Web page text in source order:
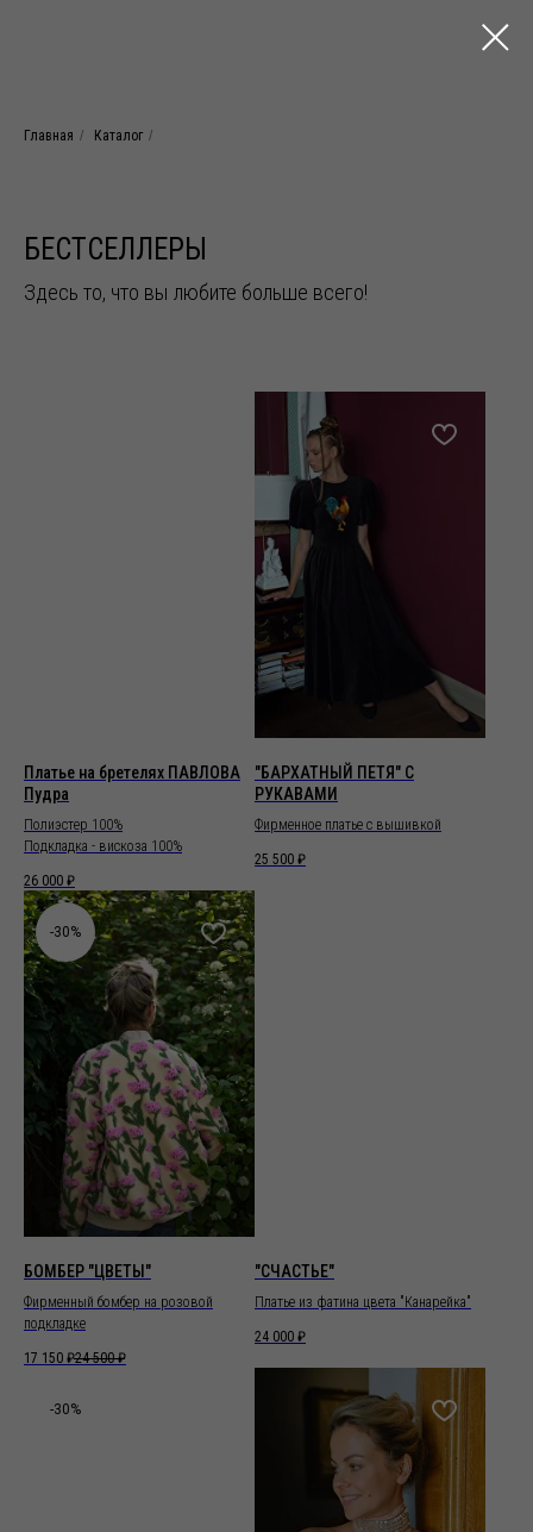
Главная / Каталог /
БЕСТСЕЛЛЕРЫ
Здесь то, что вы любите больше всего!
Платье на бретелях ПАВЛОВА
Пудра
Полиэстер 100%
Подкладка - вискоза 100%
26 000 ₽
"БАРХАТНЫЙ ПЕТЯ" С
РУКАВАМИ
Фирменное платье с вышивкой
25 500 ₽
-30%
БОМБЕР "ЦВЕТЫ"
Фирменный бомбер на розовой
подкладке
17 150 ₽24 500 ₽
"СЧАСТЬЕ"
Платье из фатина цвета "Канарейка"
24 000 ₽
-30%